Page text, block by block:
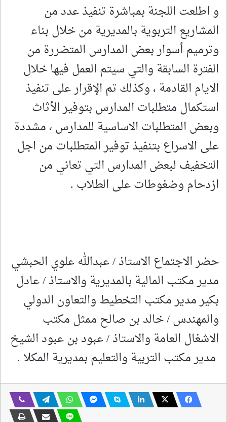
و اطلعت اللجنة بمباشرة تنفيذ عدد من
المشاريع التربوية بالمديرية من خلال بناء
وترميم أسوار بعض المدارس المتضررة من
الفترة السابقة والتي سيتم العمل فيها خلال
الايام القادمة ، وكذلك تم الإقرار على تنفيذ
استكمال متطلبات المدارس بتوفير الأثاث
وبعض المتطلبات الاساسية للمدارس ، مشددة
على الاسراع بتنفيذ توفير المتطلبات من اجل
التخفيف لبعض المدارس التي تعاني من
ازدحام وضغوطات على الطلاب .
حضر الاجتماع الاستاذ / عبدالله علوي الحبشي
مدير مكتب المالية بالمديرية والاستاذ / عادل
بكير مدير مكتب التخطيط والتعاون الدولي
والمهندس / خالد بن صالح ممثل مكتب
الاشغال العامة والاستاذ / عبود بن عبود الشيخ
مدير مكتب التربية والتعليم بمديرية المكلا .